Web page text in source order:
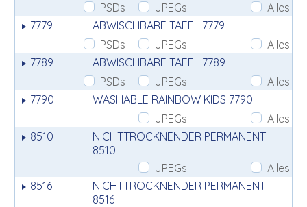
PSDs
JPEGs
Alles
7779
ABWISCHBARE TAFEL 7779
PSDs
JPEGs
Alles
7789
ABWISCHBARE TAFEL 7789
PSDs
JPEGs
Alles
7790
WASHABLE RAINBOW KIDS 7790
JPEGs
Alles
8510
NICHTTROCKNENDER PERMANENT
8510
JPEGs
Alles
8516
NICHTTROCKNENDER PERMANENT
8516